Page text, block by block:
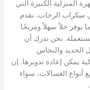
المنزلية الكبيرة التي
سكراب الرحاب، نقدم
حلاً سهلاً ومربحًا
نحن ندرك أن
الحديد والنحاس
يمكن إعادة تدويرها. إن
أنواع الغسالات، سواء